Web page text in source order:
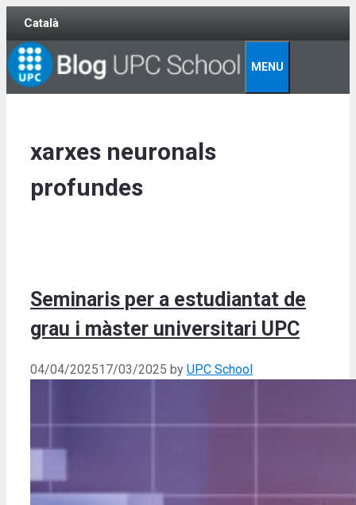
Skip
content
Català
MENU
xarxes neuronals
profundes
Seminaris per a estudiantat de
grau i màster universitari UPC
04/04/202517/03/2025 by UPC School